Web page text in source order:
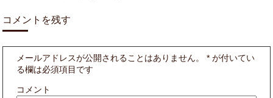
コメントを残す
メールアドレスが公開されることはありません。 * が付いてい
る欄は必須項目です
コメント